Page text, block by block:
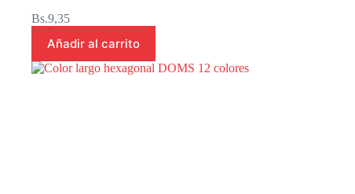
Bs.9,35
Añadir al carrito